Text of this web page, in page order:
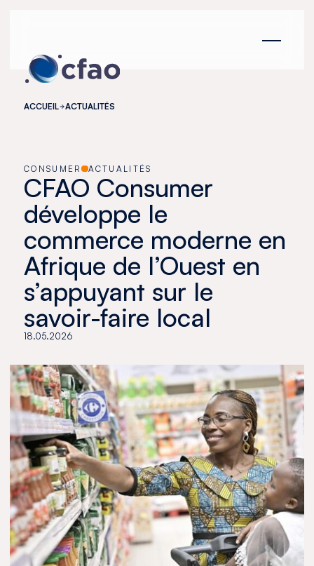
ACCUEIL ACTUALITÉS
CONSUMER ACTUALITÉS
CFAO Consumer
développe le
commerce moderne en
Afrique de l’Ouest en
s’appuyant sur le
savoir-faire local
18.05.2026